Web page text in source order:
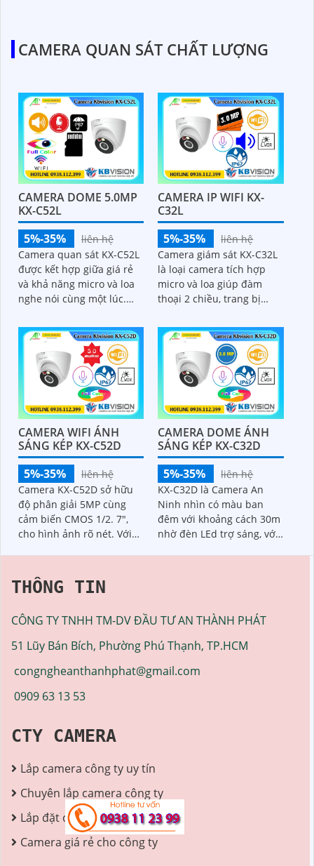
CAMERA QUAN SÁT CHẤT LƯỢNG
CAMERA DOME 5.0MP
KX-C52L
5%-35%
liên hệ
Camera quan sát KX-C52L
được kết hợp giữa giá rẻ
và khả năng micro và loa
nghe nói cùng một lúc.
trang bị 2 chế độ hồng
ngoại và led trợ sáng giúp
giám sát ban đêm hiệu
quả, thiết kế dome nhỏ
gọn cho ra gốc nhìn rộng
đáng để tham khảo
CAMERA IP WIFI KX-
C32L
5%-35%
liên hệ
Camera giám sát KX-C32L
là loại camera tích hợp
micro và loa giúp đàm
thoại 2 chiều, trang bị
không dây. Điểm làm cho
camera này được bán
nhiều hơn là camera
trang bị ánh sáng kép để
giám sát ban đêm
CAMERA WIFI ÁNH
SÁNG KÉP KX-C52D
5%-35%
liên hệ
Camera KX-C52D sở hữu
độ phân giải 5MP cùng
cảm biến CMOS 1/2. 7",
cho hình ảnh rõ nét. Với
sáng ấm tầm xa 30m, thiết
bị giúp ghi...
CAMERA DOME ÁNH
SÁNG KÉP KX-C32D
5%-35%
liên hệ
KX-C32D là Camera An
Ninh nhìn có màu ban
đêm với khoảng cách 30m
nhờ đèn LEd trợ sáng, với
micro và khe cắm thẻ nhớ
THÔNG TIN
CÔNG TY TNHH TM-DV ĐẦU TƯ AN THÀNH PHÁT
51 Lũy Bán Bích, Phường Phú Thạnh, TP.HCM
congngheanthanhphat@gmail.com
0909 63 13 53
CTY CAMERA
Lắp camera công ty uy tín
Chuyên lắp camera công ty
Lắp đặt camera công ty
Camera giá rẻ cho công ty